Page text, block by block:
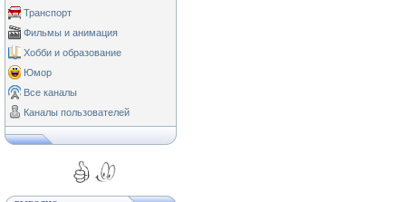
Транспорт
Фильмы и анимация
Хобби и образование
Юмор
Все каналы
Каналы пользователей